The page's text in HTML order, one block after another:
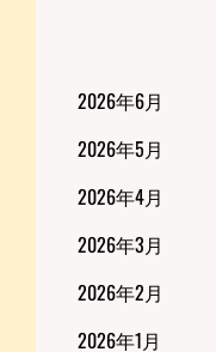
2026年6月
2026年5月
2026年4月
2026年3月
2026年2月
2026年1月